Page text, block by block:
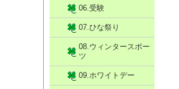
06.受験
07.ひな祭り
08.ウィンタースポー
ツ
09.ホワイトデー